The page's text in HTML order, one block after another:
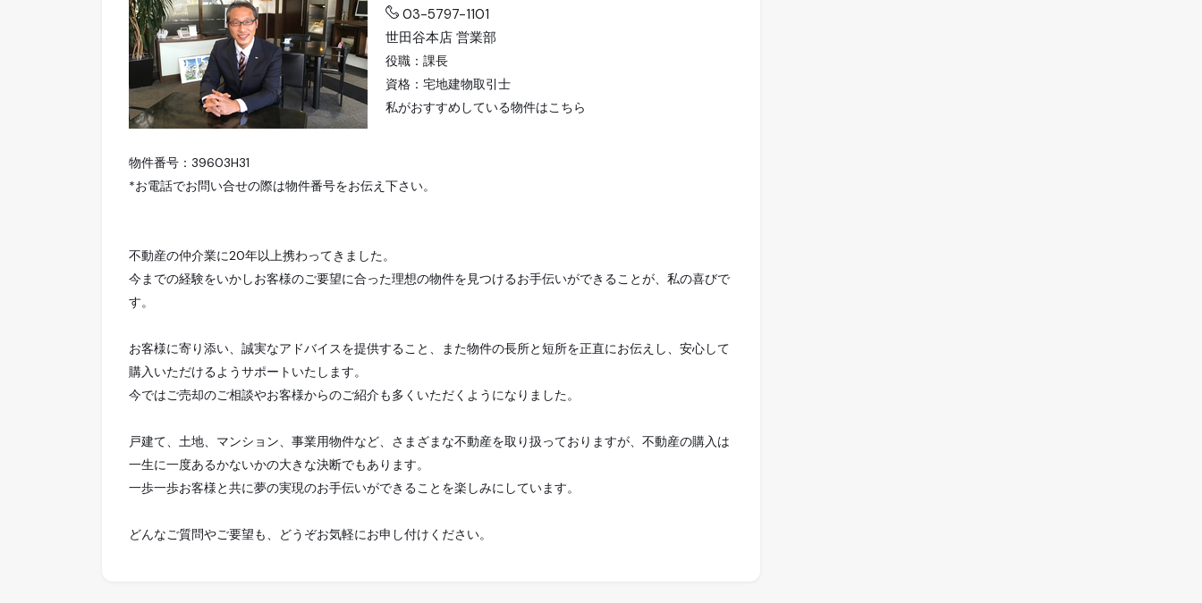
03-5797-1101
世田谷本店 営業部
役職：課長
資格：宅地建物取引士
私がおすすめしている物件はこちら
物件番号：39603H31
*お電話でお問い合せの際は物件番号をお伝え下さい。
不動産の仲介業に20年以上携わってきました。
今までの経験をいかしお客様のご要望に合った理想の物件を見つけるお手伝いができることが、私の喜びで
す。
お客様に寄り添い、誠実なアドバイスを提供すること、また物件の長所と短所を正直にお伝えし、安心して
購入いただけるようサポートいたします。
今ではご売却のご相談やお客様からのご紹介も多くいただくようになりました。
戸建て、土地、マンション、事業用物件など、さまざまな不動産を取り扱っておりますが、不動産の購入は
一生に一度あるかないかの大きな決断でもあります。
一歩一歩お客様と共に夢の実現のお手伝いができることを楽しみにしています。
どんなご質問やご要望も、どうぞお気軽にお申し付けください。